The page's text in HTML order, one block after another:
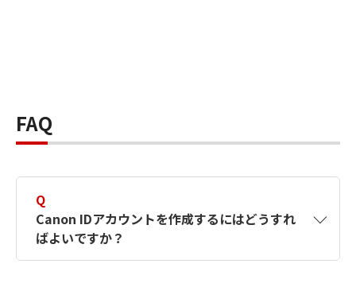
FAQ
Q
Canon IDアカウントを作成するにはどうすれ
ばよいですか？